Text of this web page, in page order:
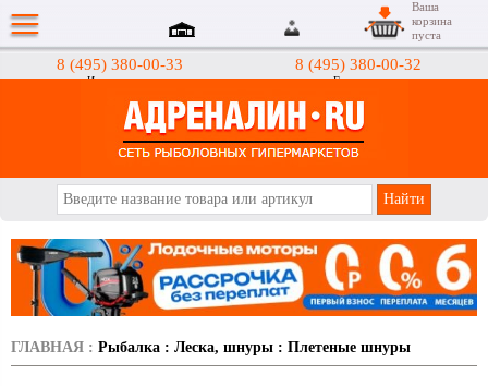
8 (495) 380-00-33
Интернет-магазин
8 (495) 380-00-32
Гипермаркеты
Ваша
корзина
пуста
ГЛАВНАЯ : Рыбалка : Леска, шнуры : Плетеные шнуры